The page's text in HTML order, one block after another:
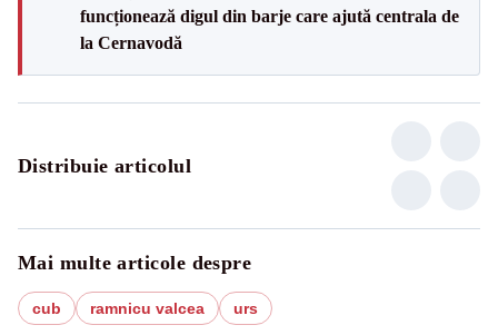
funcționează digul din barje care ajută centrala de
la Cernavodă
Distribuie articolul
Mai multe articole despre
cub ramnicu valcea urs